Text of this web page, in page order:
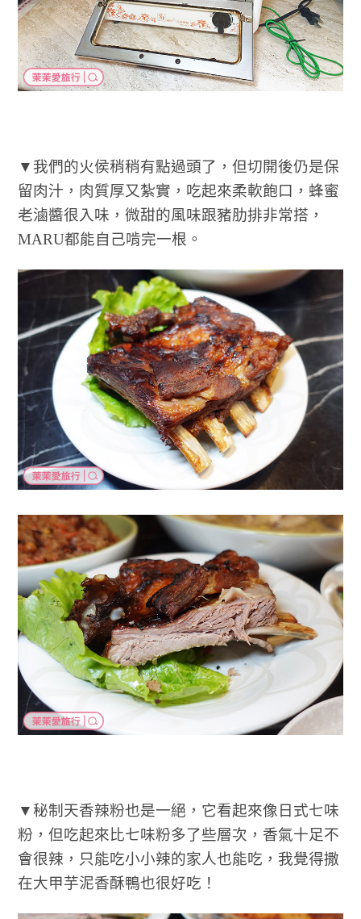
▼我們的火侯稍稍有點過頭了，但切開後仍是保
留肉汁，肉質厚又紮實，吃起來柔軟飽口，蜂蜜
老滷醬很入味，微甜的風味跟豬肋排非常搭，
MARU都能自己啃完一根。
▼秘制天香辣粉也是一絕，它看起來像日式七味
粉，但吃起來比七味粉多了些層次，香氣十足不
會很辣，只能吃小小辣的家人也能吃，我覺得撒
在大甲芋泥香酥鴨也很好吃！